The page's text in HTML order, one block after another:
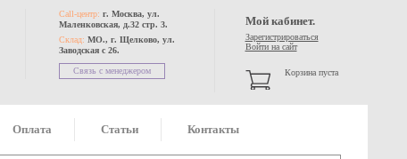
Call-центр: г. Москва, ул.
Маленковская, д.32 стр. 3.
Склад: МО., г. Щелково, ул.
Заводская с 26.
Связь с менеджером
Мой кабинет.
Зарегистрироваться
Войти на сайт
Корзина пуста
Оплата Статьи Контакты